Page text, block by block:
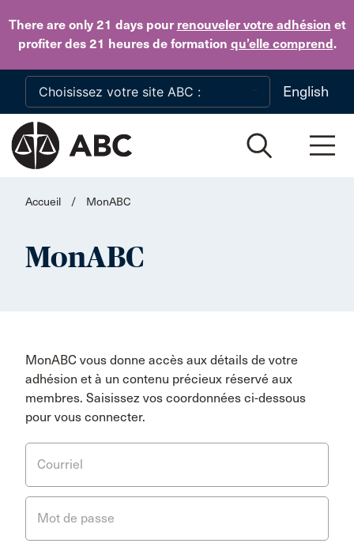
There are only 21 dayspour renouveler votre adhésion et
profiter des 21 heures de formation qu’elle comprend.
Skip to main content
English
Accueil / MonABC
MonABC
MonABC vous donne accès aux détails de votre
adhésion et à un contenu précieux réservé aux
membres. Saisissez vos coordonnées ci-dessous
pour vous connecter.
Courriel
Mot de passe